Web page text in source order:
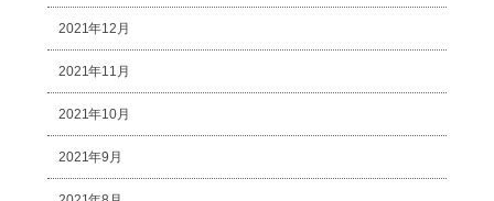
2021年12月
2021年11月
2021年10月
2021年9月